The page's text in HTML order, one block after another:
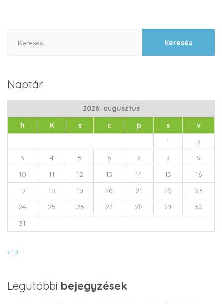
Naptár
2026. augusztus
h
K s c p s
v
1
2
3
4 5 6 7 8
9
10
11 12 13 14 15
16
17
18 19 20 21 22
23
24
25 26 27 28 29
30
31
« júl
Legutóbbi bejegyzések